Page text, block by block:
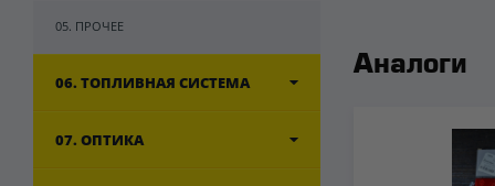
05. ПРОЧЕЕ
06. ТОПЛИВНАЯ СИСТЕМА
07. ОПТИКА
Аналоги